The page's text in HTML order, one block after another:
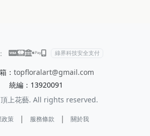
綠界科技安全支付
： topfloralart@gmail.com
統編：13920091
上花藝. All rights reserved.
政策 | 服務條款 | 關於我